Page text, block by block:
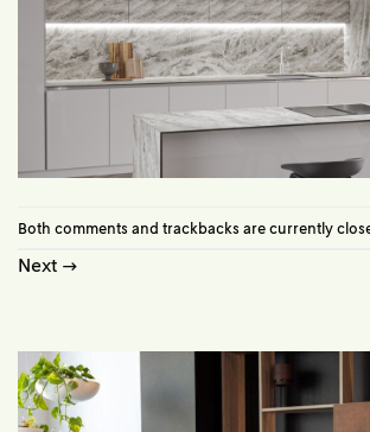
Both comments and trackbacks are currently
Next →